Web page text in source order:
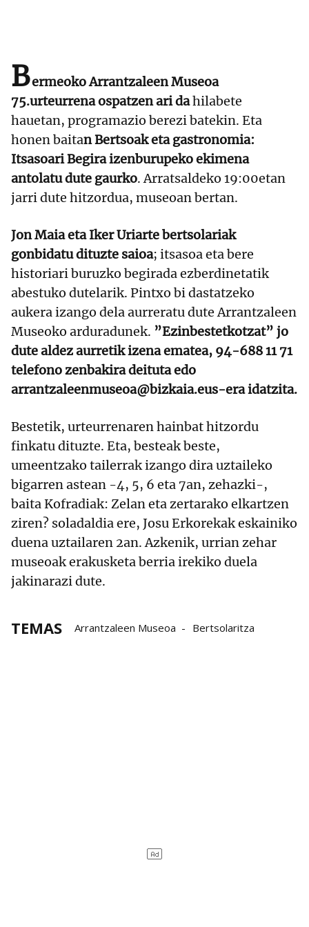
Bermeoko Arrantzaleen Museoa
75.urteurrena ospatzen ari dahilabete
hauetan, programazio berezi batekin. Eta
honen baitan Bertsoak eta gastronomia:
Itsasoari Begira izenburupeko ekimena
antolatu dute gaurko. Arratsaldeko 19:00etan
jarri dute hitzordua, museoan bertan.
Jon Maia eta Iker Uriarte bertsolariak
gonbidatu dituzte saioa; itsasoa eta bere
historiari buruzko begirada ezberdinetatik
abestuko dutelarik. Pintxo bi dastatzeko
aukera izango dela aurreratu dute Arrantzaleen
Museoko arduradunek. ”Ezinbestetkotzat” jo
dute aldez aurretik izena ematea, 94-688 11 71
telefono zenbakira deituta edo
arrantzaleenmuseoa@bizkaia.eus-era idatzita.
Bestetik, urteurrenaren hainbat hitzordu
finkatu dituzte. Eta, besteak beste,
umeentzako tailerrak izango dira uztaileko
bigarren astean -4, 5, 6 eta 7an, zehazki-,
baita Kofradiak: Zelan eta zertarako elkartzen
ziren? soladaldia ere, Josu Erkorekak eskainiko
duena uztailaren 2an. Azkenik, urrian zehar
museoak erakusketa berria irekiko duela
jakinarazi dute.
TEMAS Arrantzaleen Museoa Bertsolaritza